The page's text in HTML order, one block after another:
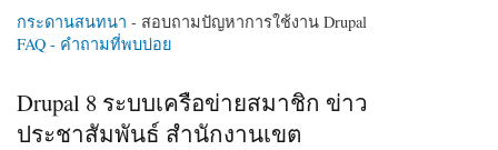
กระดานสนทนา - สอบถามปัญหาการใช้งาน Drupal
FAQ - คำถามที่พบบ่อย
Drupal 8 ระบบเครือข่ายสมาชิก ข่าว
ประชาสัมพันธ์ สำนักงานเขต